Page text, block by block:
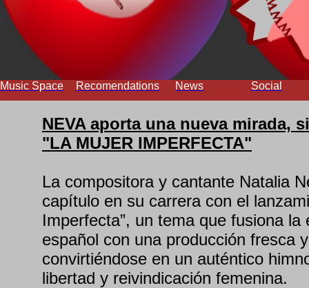
Music Space Recomendations News Social
NEVA aporta una nueva mirada,
"LA MUJER IMPERFECTA"
La compositora y cantante Natalia
capítulo en su carrera con el
Imperfecta”, un tema que fusiona
español con una producción fresca
convirtiéndose en un auténtico
libertad y reivindicación femenina.